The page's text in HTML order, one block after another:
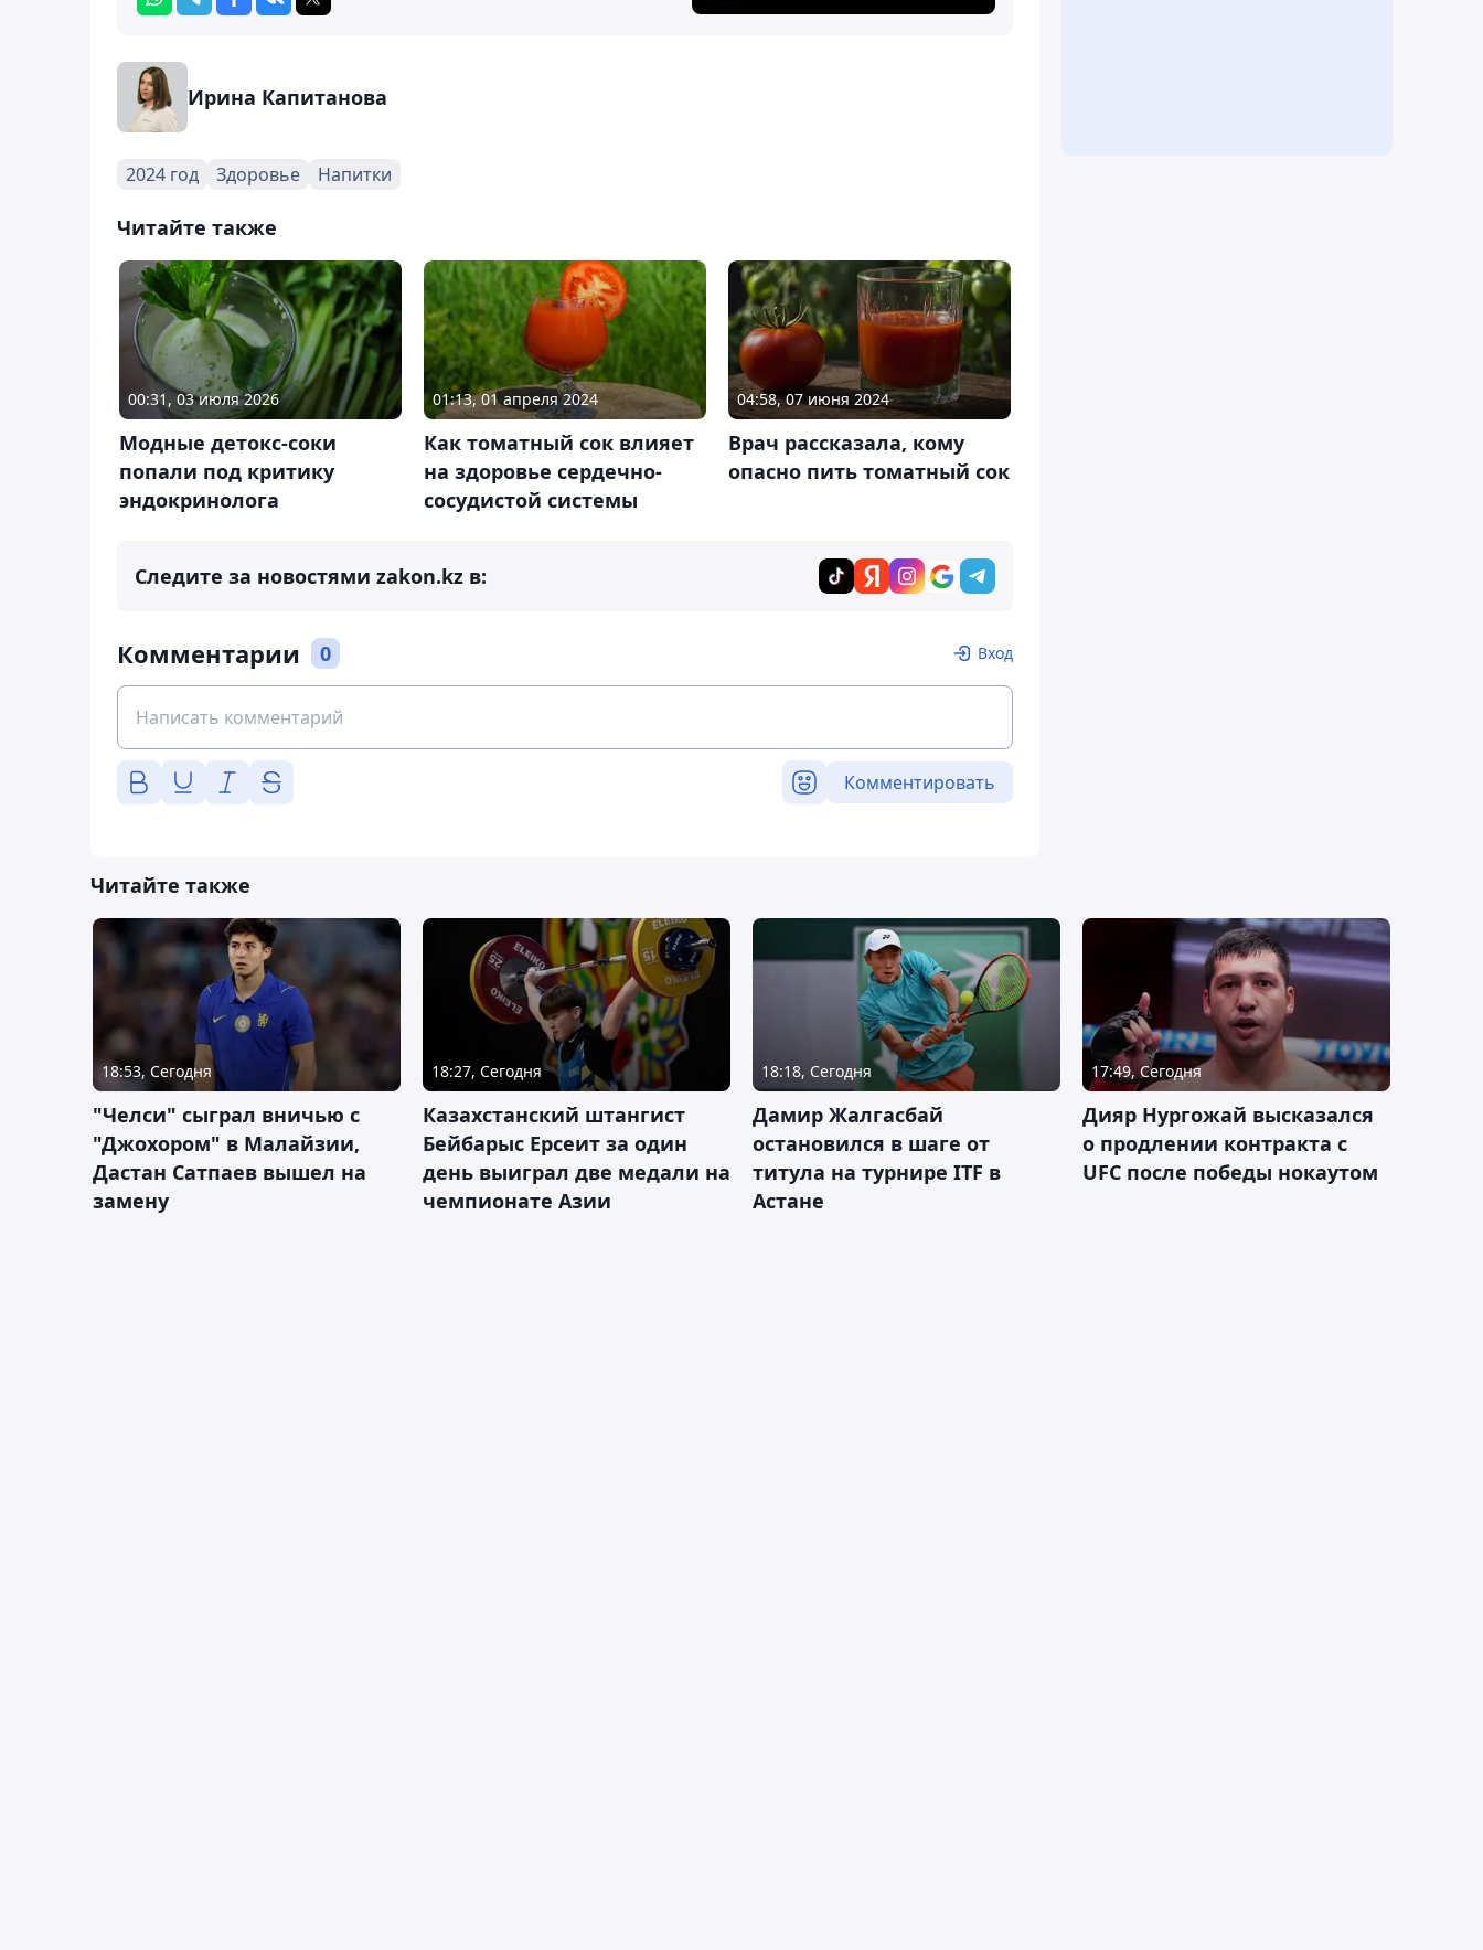
Ирина Капитанова
2024 год Здоровье Напитки
Читайте также
00:31, 03 июля 2026
Модные детокс-соки
попали под критику
эндокринолога
01:13, 01 апреля 2024
Как томатный сок влияет
на здоровье сердечно-
сосудистой системы
04:58, 07 июня 2024
Врач рассказала, кому
опасно пить томатный сок
Следите за новостями zakon.kz в:
Комментарии 0 Вход
Комментировать
Читайте также
18:53, Сегодня
"Челси" сыграл вничью с
"Джохором" в Малайзии,
Дастан Сатпаев вышел на
замену
18:27, Сегодня
Казахстанский штангист
Бейбарыс Ерсеит за один
день выиграл две медали на
чемпионате Азии
18:18, Сегодня
Дамир Жалгасбай
остановился в шаге от
титула на турнире ITF в
Астане
17:49, Сегодня
Дияр Нургожай высказался
о продлении контракта с
UFC после победы нокаутом